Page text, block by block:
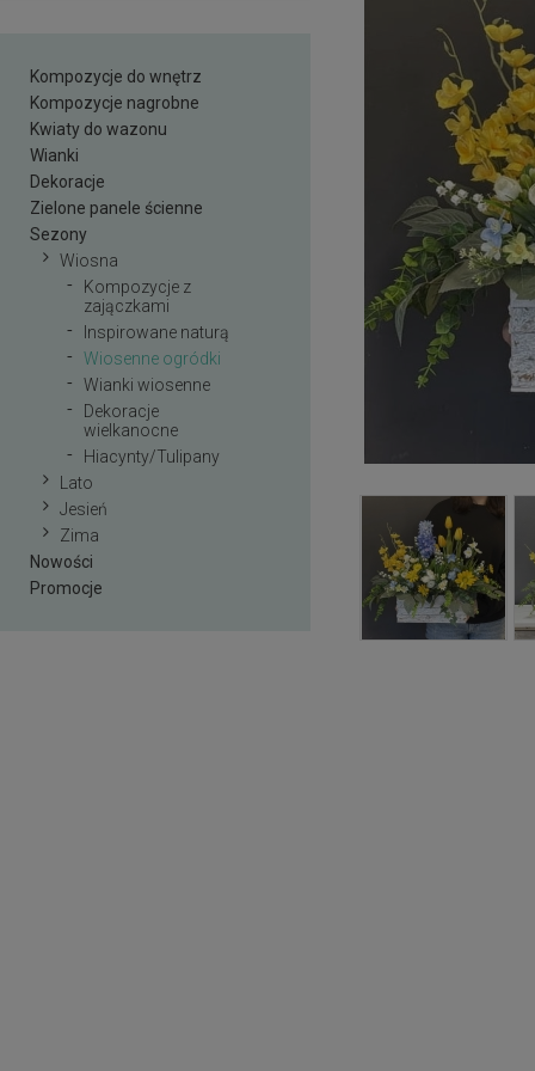
Kompozycje do wnętrz
Kompozycje nagrobne
Kwiaty do wazonu
Wianki
Dekoracje
Zielone panele ścienne
Sezony
Wiosna
Kompozycje z
zajączkami
Inspirowane naturą
Wiosenne ogródki
Wianki wiosenne
Dekoracje
wielkanocne
Hiacynty/Tulipany
Lato
Jesień
Zima
Nowości
Promocje